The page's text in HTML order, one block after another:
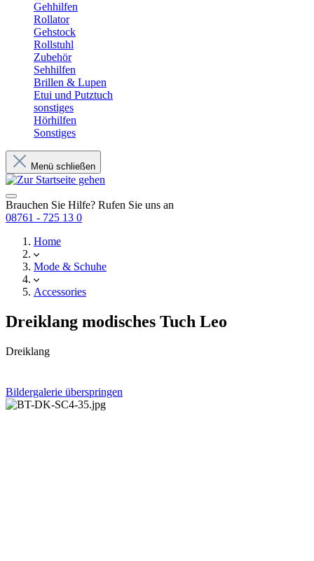
Gehhilfen
Rollator
Gehstock
Rollstuhl
Zubehör
Sehhilfen
Brillen & Lupen
Etui und Putztuch
sonstiges
Hörhilfen
Sonstiges
Menü schließen
Brauchen Sie Hilfe? Rufen Sie uns an
08761 - 725 13 0
Home
Mode & Schuhe
Accessories
Dreiklang modisches Tuch Leo
Dreiklang
Bildergalerie überspringen